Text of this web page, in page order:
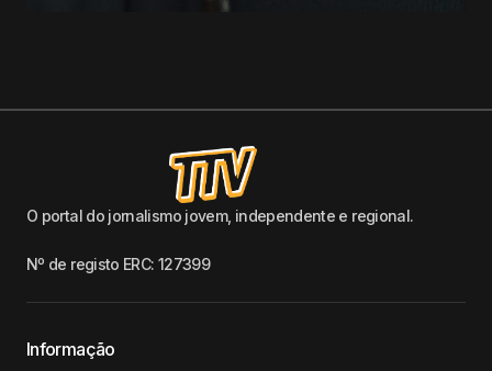
O portal do jornalismo jovem, independente e regional.
Nº de registo ERC: 127399
Informação